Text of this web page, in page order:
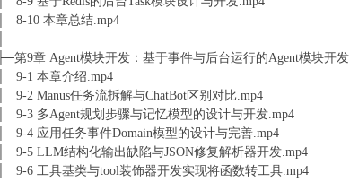
│ 8-10 本章总结.mp4
├─第9章 Agent模块开发：基于事件与后台运行的Agent模块开发
│ 9-1 本章介绍.mp4
│ 9-2 Manus任务流拆解与ChatBot区别对比.mp4
│ 9-3 多Agent规划步骤与记忆模型的设计与开发.mp4
│ 9-4 应用任务事件Domain模型的设计与完善.mp4
│ 9-5 LLM结构化输出缺陷与JSON修复解析器开发.mp4
│ 9-6 工具基类与tool装饰器开发实现将函数转工具.mp4